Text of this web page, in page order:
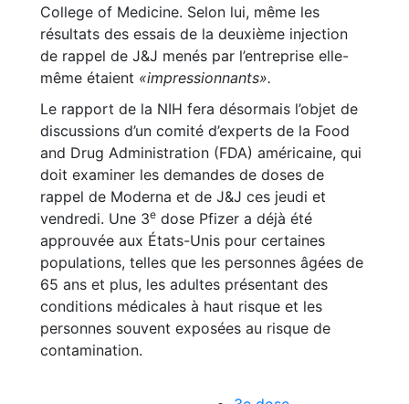
College of Medicine. Selon lui, même les
résultats des essais de la deuxième injection
de rappel de J&J menés par l’entreprise elle-
même étaient «impressionnants».
Le rapport de la NIH fera désormais l’objet de
discussions d’un comité d’experts de la Food
and Drug Administration (FDA) américaine, qui
doit examiner les demandes de doses de
rappel de Moderna et de J&J ces jeudi et
vendredi. Une 3e dose Pfizer a déjà été
approuvée aux États-Unis pour certaines
populations, telles que les personnes âgées de
65 ans et plus, les adultes présentant des
conditions médicales à haut risque et les
personnes souvent exposées au risque de
contamination.